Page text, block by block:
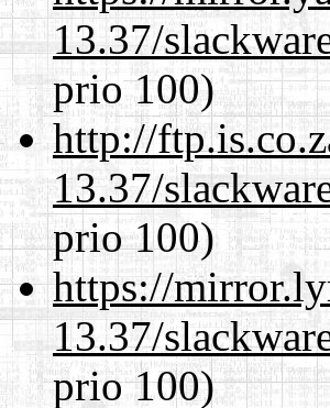
13.37/
prio 100)
http://
13.37/
prio 100)
https://
13.37/
prio 100)